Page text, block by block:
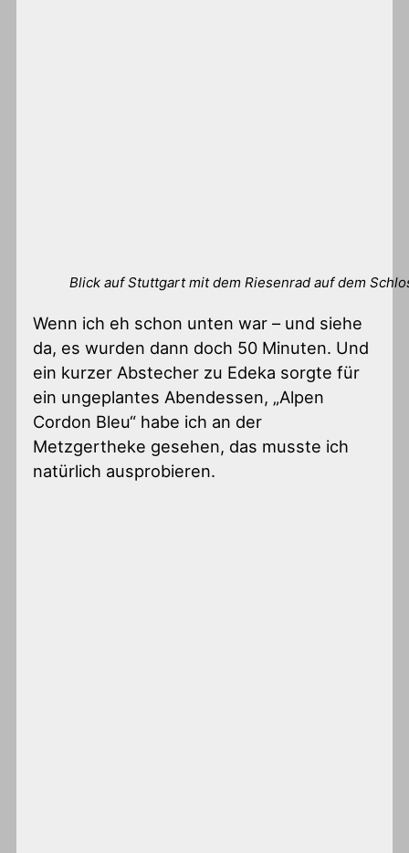
Blick auf Stuttgart mit dem Riesenrad auf dem
Wenn ich eh schon unten war – und siehe
da, es wurden dann doch 50 Minuten. Und
ein kurzer Abstecher zu Edeka sorgte für
ein ungeplantes Abendessen, „Alpen
Cordon Bleu“ habe ich an der
Metzgertheke gesehen, das musste ich
natürlich ausprobieren.